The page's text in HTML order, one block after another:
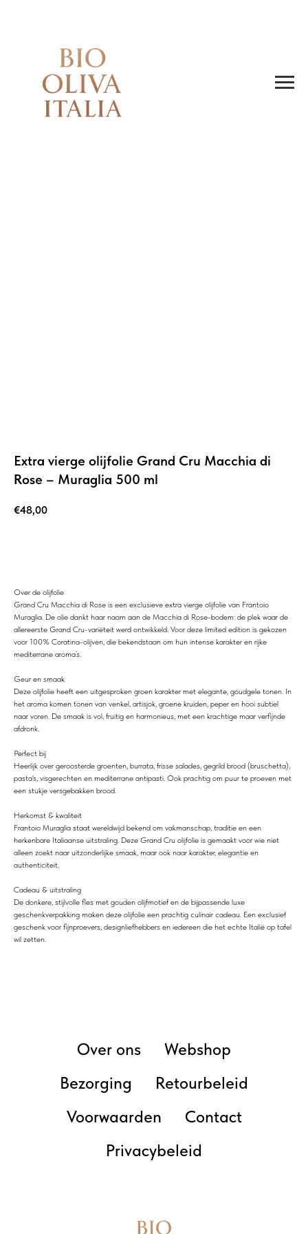
Extra vierge olijfolie Grand Cru Macchia di
Rose – Muraglia 500 ml
€48,00
Over de olijfolie
Grand Cru Macchia di Rose is een exclusieve extra vierge olijfolie van Frantoio
Muraglia. De olie dankt haar naam aan de Macchia di Rose-bodem: de plek waar de
allereerste Grand Cru-variëteit werd ontwikkeld. Voor deze limited edition is gekozen
voor 100% Coratina-olijven, die bekendstaan om hun intense karakter en rijke
mediterrane aroma’s.
Geur en smaak
Deze olijfolie heeft een uitgesproken groen karakter met elegante, goudgele tonen. In
het aroma komen tonen van venkel, artisjok, groene kruiden, peper en hooi subtiel
naar voren. De smaak is vol, fruitig en harmonieus, met een krachtige maar verfijnde
afdronk.
Perfect bij
Heerlijk over geroosterde groenten, burrata, frisse salades, gegrild brood (bruschetta),
pasta's, visgerechten en mediterrane antipasti. Ook prachtig om puur te proeven met
een stukje versgebakken brood.
Herkomst & kwaliteit
Frantoio Muraglia staat wereldwijd bekend om vakmanschap, traditie en een
herkenbare Italiaanse uitstraling. Deze Grand Cru olijfolie is gemaakt voor wie niet
alleen zoekt naar uitzonderlijke smaak, maar ook naar karakter, elegantie en
authenticiteit.
Cadeau & uitstraling
De donkere, stijlvolle fles met gouden olijfmotief en de bijpassende luxe
geschenkverpakking maken deze olijfolie een prachtig culinair cadeau. Een exclusief
geschenk voor fijnproevers, designliefhebbers en iedereen die het echte Italië op tafel
wil zetten.
Over ons
Webshop
Bezorging
Retourbeleid
Voorwaarden
Contact
Privacybeleid